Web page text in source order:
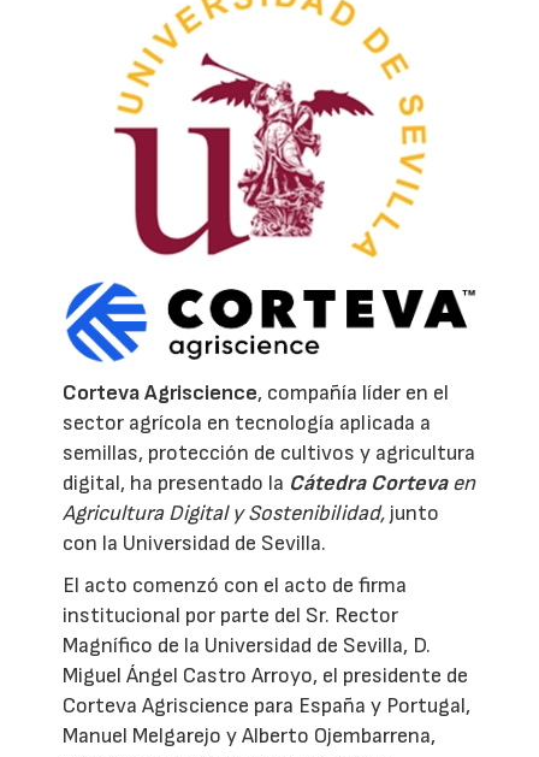
Corteva Agriscience, compañía líder en el
sector agrícola en tecnología aplicada a
semillas, protección de cultivos y agricultura
digital, ha presentado la Cátedra Corteva en
Agricultura Digital y Sostenibilidad,junto
con la Universidad de Sevilla.
El acto comenzó con el acto de firma
institucional por parte del Sr. Rector
Magnífico de la Universidad de Sevilla, D.
Miguel Ángel Castro Arroyo, el presidente de
Corteva Agriscience para España y Portugal,
Manuel Melgarejo y Alberto Ojembarrena,